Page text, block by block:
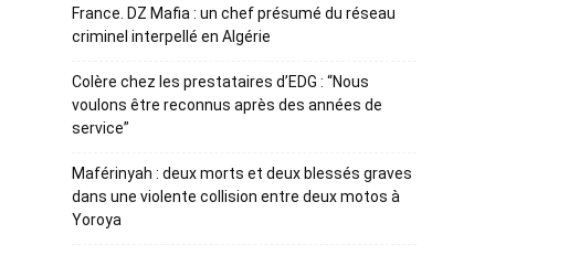
France. DZ Mafia : un chef présumé du réseau
criminel interpellé en Algérie
Colère chez les prestataires d’EDG : “Nous
voulons être reconnus après des années de
service”
Maférinyah : deux morts et deux blessés graves
dans une violente collision entre deux motos à
Yoroya